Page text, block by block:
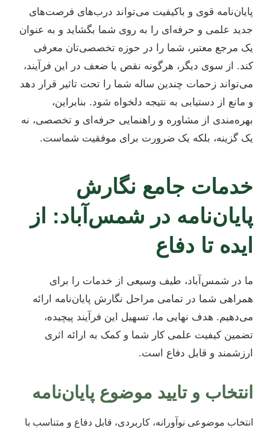
پایان‌نامه قوی و باکیفیت می‌تواند درب‌های فرصت‌های
جدید علمی و حرفه‌ای را به روی شما بگشاید و به عنوان
یک مرجع معتبر، شما را در حوزه تخصصی‌تان معرفی
کند. از سوی دیگر، هرگونه نقص یا ضعف در این فرآیند،
می‌تواند زحمات چندین ساله شما را تحت تاثیر قرار دهد
و مانع از دستیابی به نتیجه دلخواه شود. بنابراین،
بهره‌مندی از مشاوره و راهنمایی حرفه‌ای و تخصصی، نه
یک گزینه، بلکه یک ضرورت برای موفقیت شماست.
خدمات جامع نگارش
پایان‌نامه در شمس‌آباد: از
ایده تا دفاع
ما در شمس‌آباد، طیف وسیعی از خدمات را برای
همراهی شما در تمامی مراحل نگارش پایان‌نامه ارائه
می‌دهیم. هدف نهایی ما، تسهیل این فرآیند پیچیده،
تضمین کیفیت علمی کار شما و کمک به ارائه اثری
ارزشمند و قابل دفاع است.
انتخاب و تایید موضوع پایان‌نامه
انتخاب موضوعی نوآورانه، کاربردی، قابل دفاع و متناسب با